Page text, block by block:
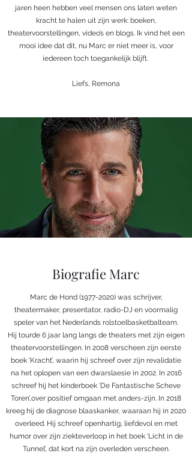
jaren heen hebben veel mensen ons laten weten
kracht te halen uit zijn werk: boeken,
theatervoorstellingen, video’s en blogs. Ik vind het een
mooi idee dat dit, nu Marc er niet meer is, voor
iedereen toch toegankelijk blijft.
Liefs, Remona
Biografie Marc
Marc de Hond (1977-2020)was schrijver,
theatermaker, presentator, radio-DJ en voormalig
speler van het Nederlands rolstoelbasketbalteam.
Hij tourde 6 jaar lang langs de theaters met zijn eigen
theatervoorstellingen. In 2008 verscheen zijn eerste
boek ‘Kracht’, waarin hij schreef over zijn revalidatie
na het oplopen van een dwarslaesie in 2002. In 2016
schreef hij het kinderboek ‘De Fantastische Scheve
Toren’,over positief omgaan met anders-zijn. In 2018
kreeg hij de diagnose blaaskanker, waaraan hij in 2020
overleed. Hij schreef openhartig, liefdevol en met
humor over zijn ziekteverloop in het boek ‘Licht in de
Tunnel’, dat kort na zijn overleden verscheen.